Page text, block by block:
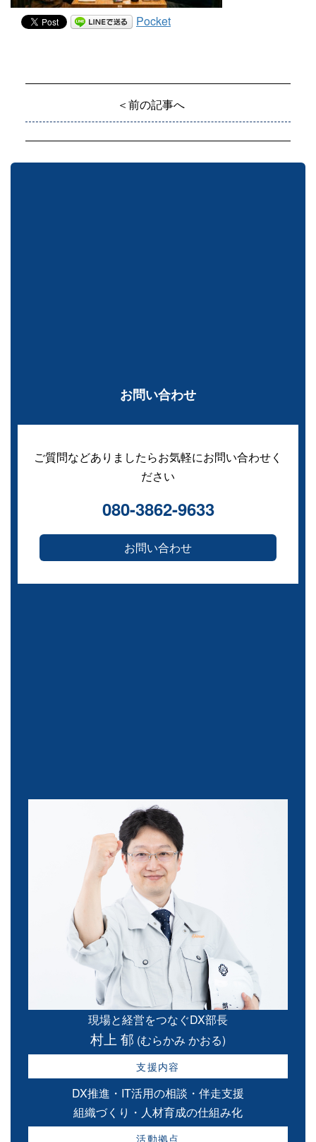
Pocket
＜前の記事へ
お問い合わせ
ご質問などありましたらお気軽にお問い合わせく
ださい
080-3862-9633
お問い合わせ
現場と経営をつなぐDX部長
村上 郁 (むらかみ かおる)
支援内容
DX推進・IT活用の相談・伴走支援
組織づくり・人材育成の仕組み化
活動拠点